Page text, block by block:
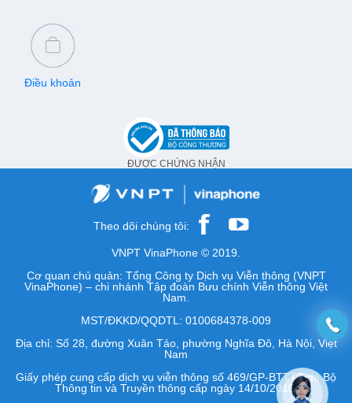
Điều khoản
ĐƯỢC CHỨNG NHẬN
Theo dõi chúng tôi:
VNPT VinaPhone © 2019.
Cơ quan chủ quản: Tổng Công ty Dịch vụ Viễn thông (VNPT
VinaPhone) – chi nhánh Tập đoàn Bưu chính Viễn thông Việt
Nam.
MST/ĐKKD/QQDTL: 0100684378-009
Địa chỉ: Số 28, đường Xuân Tảo, phường Nghĩa Đô, Hà Nội, Việt
Nam
Giấy phép cung cấp dịch vụ viễn thông số 469/GP-BTTTT do Bộ
Thông tin và Truyền thông cấp ngày 14/10/2016.